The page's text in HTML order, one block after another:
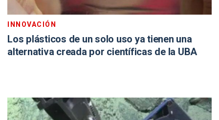
INNOVACIÓN
Los plásticos de un solo uso ya tienen una
alternativa creada por científicas de la UBA